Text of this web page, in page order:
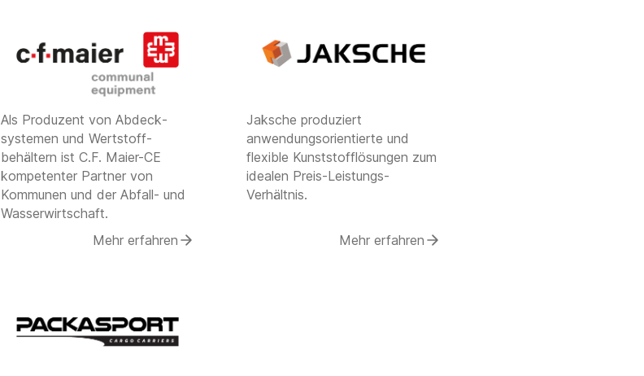
Als Produzent von Abdeck­
systemen und Wertstoff­
behältern ist C.F. Maier-CE
kompetenter Partner von
Kommunen und der Abfall- und
Wasserwirtschaft.
Mehr erfahren
Jaksche produziert
anwendungs­orientierte und
flexible Kunststoff­lösungen zum
idealen Preis-Leistungs-
Verhältnis.
Mehr erfahren